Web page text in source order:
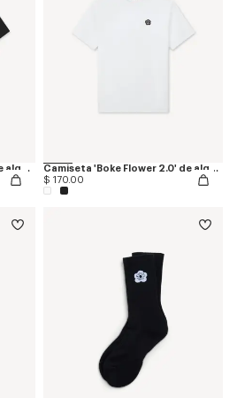
Camiseta 'Boke Flower 2.0' de algodón
Camiseta 'Boke Flower 2.0' de algodón
$ 170.00